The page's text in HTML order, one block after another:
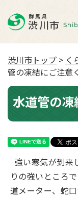
渋川市トップ > く
管の凍結にご注意
水道管の
強い寒気が到来
りの強いところ
道メーター、蛇